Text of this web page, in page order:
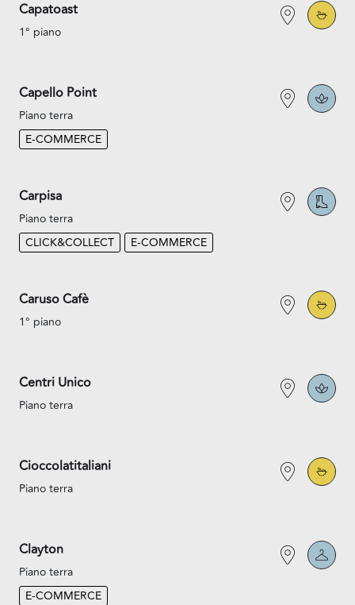
Capatoast
1° piano
Capello Point
Piano terra
E-COMMERCE
Carpisa
Piano terra
CLICK&COLLECT
E-COMMERCE
Caruso Cafè
1° piano
Centri Unico
Piano terra
Cioccolatitaliani
Piano terra
Clayton
Piano terra
E-COMMERCE